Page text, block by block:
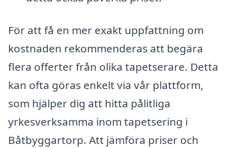
För att få en mer exakt uppfattning om
kostnaden rekommenderas att begära
flera offerter från olika tapetserare. Detta
kan ofta göras enkelt via vår plattform,
som hjälper dig att hitta pålitliga
yrkesverksamma inom tapetsering i
Båtbyggartorp. Att jämföra priser och